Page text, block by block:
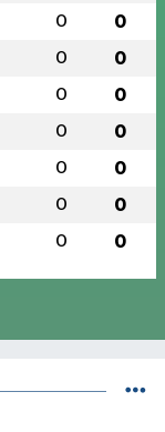
0 0
0 0
0 0
0 0
0 0
0 0
0 0